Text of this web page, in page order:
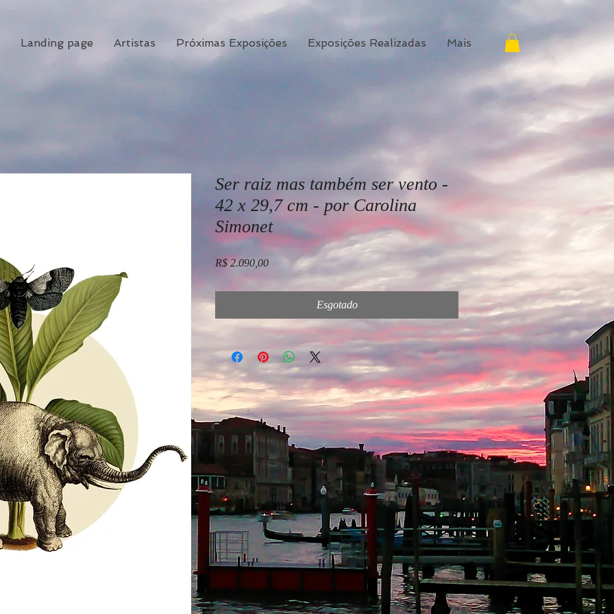
Landing page Artistas Próximas Exposições Exposições Realizadas Mais
Ser raiz mas também ser vento -
42 x 29,7 cm - por Carolina
Simonet
R$ 2.090,00Preço
Esgotado